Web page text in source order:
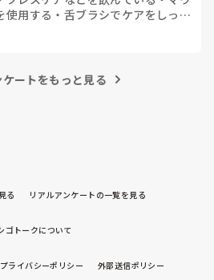
使用する ・ 舌ブラシでケアをしっか
教えて下さい)
ケートをもっと見る
る リアルアンケートの一覧を見る
ゴトークについて
プライバシーポリシー 外部送信ポリシー